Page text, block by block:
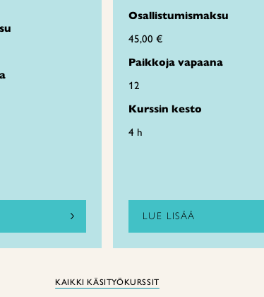
Osallistumismaksu
45,00 €
Paikkoja vapaana
12
Kurssin kesto
4 h
LUE LISÄÄ
KAIKKI KÄSITYÖKURSSIT